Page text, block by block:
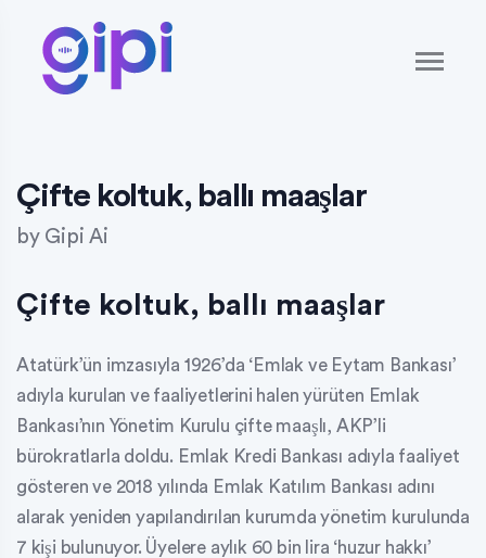
Çifte koltuk, ballı maaşlar
by Gipi Ai
Çifte koltuk, ballı maaşlar
Atatürk’ün imzasıyla 1926’da ‘Emlak ve Eytam Bankası’
adıyla kurulan ve faaliyetlerini halen yürüten Emlak
Bankası’nın Yönetim Kurulu çifte maaşlı, AKP’li
bürokratlarla doldu. Emlak Kredi Bankası adıyla faaliyet
gösteren ve 2018 yılında Emlak Katılım Bankası adını
alarak yeniden yapılandırılan kurumda yönetim kurulunda
7 kişi bulunuyor. Üyelere aylık 60 bin lira ‘huzur hakkı’